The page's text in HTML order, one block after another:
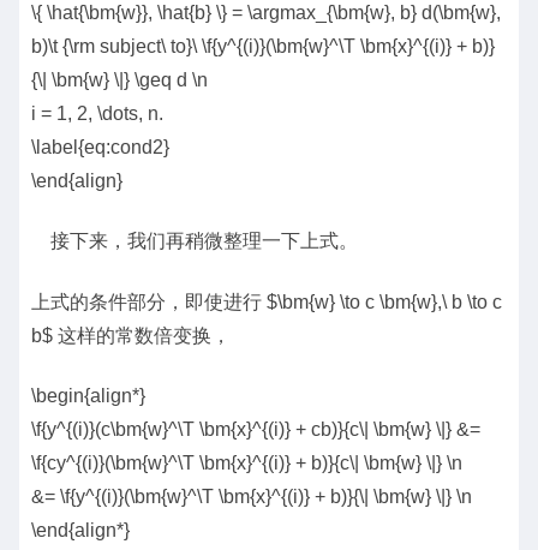
\{ \hat{\bm{w}}, \hat{b} \} = \argmax_{\bm{w}, b} d(\bm{w},
b)\t {\rm subject\ to}\ \f{y^{(i)}(\bm{w}^\T \bm{x}^{(i)} + b)}
{\| \bm{w} \|} \geq d \n
i = 1, 2, \dots, n.
\label{eq:cond2}
\end{align}
接下来，我们再稍微整理一下上式。
上式的条件部分，即使进行 $\bm{w} \to c \bm{w},\ b \to c
b$ 这样的常数倍变换，
\begin{align*}
\f{y^{(i)}(c\bm{w}^\T \bm{x}^{(i)} + cb)}{c\| \bm{w} \|} &=
\f{cy^{(i)}(\bm{w}^\T \bm{x}^{(i)} + b)}{c\| \bm{w} \|} \n
&= \f{y^{(i)}(\bm{w}^\T \bm{x}^{(i)} + b)}{\| \bm{w} \|} \n
\end{align*}